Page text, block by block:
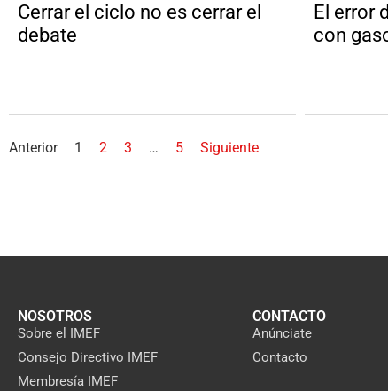
Cerrar el ciclo no es cerrar el
debate
El error
con
Anterior 1 2 3 … 5 Siguiente
NOSOTROS
Sobre el IMEF
Consejo Directivo IMEF
Membresía IMEF
CONTACTO
Anúnciate
Contacto